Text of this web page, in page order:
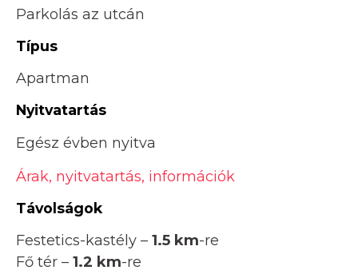
Parkolás az utcán
Típus
Apartman
Nyitvatartás
Egész évben nyitva
Árak, nyitvatartás, információk
Távolságok
Festetics-kastély – 1.5 km-re
Fő tér – 1.2 km-re